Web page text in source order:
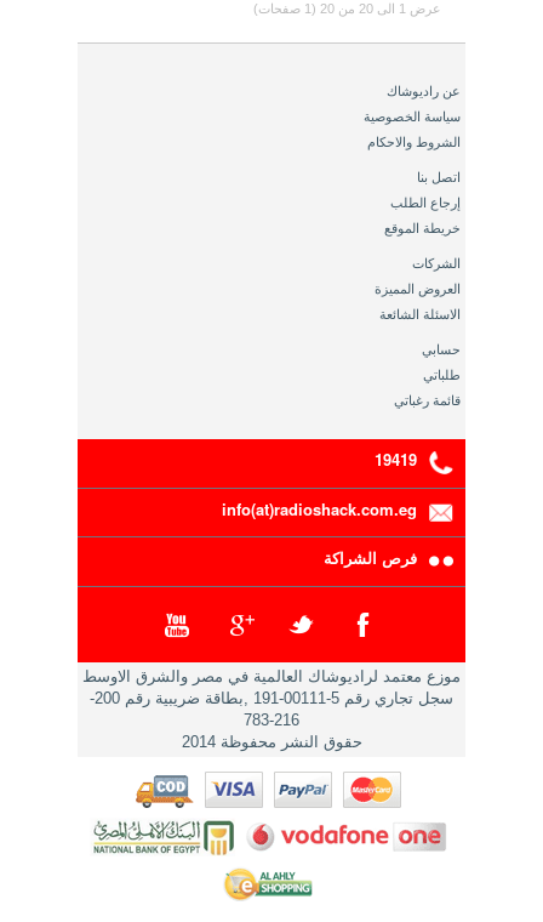
عرض 1 الى 20 من 20 (1 صفحات)
عن راديوشاك
سياسة الخصوصية
الشروط والاحكام
اتصل بنا
إرجاع الطلب
خريطة الموقع
الشركات
العروض المميزة
الاسئلة الشائعة
حسابي
طلباتي
قائمة رغباتي
19419
info(at)radioshack.com.eg
فرص الشراكة
موزع معتمد لراديوشاك العالمية في مصر والشرق الاوسط
سجل تجاري رقم 5-00111-191 ,بطاقة ضريبية رقم 200-
216-783
حقوق النشر محفوظة 2014